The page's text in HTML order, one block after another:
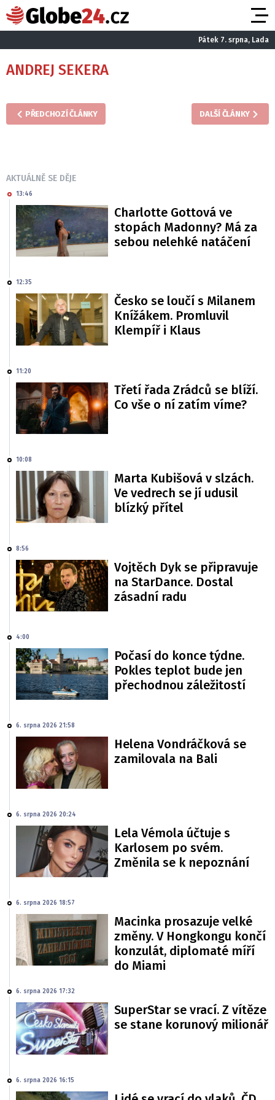
Pátek 7. srpna, Lada
ANDREJ SEKERA
PŘEDCHOZÍ ČLÁNKY DALŠÍ ČLÁNKY
AKTUÁLNĚ SE DĚJE
13:46
Charlotte Gottová ve
stopách Madonny? Má za
sebou nelehké natáčení
12:35
Česko se loučí s Milanem
Knížákem. Promluvil
Klempíř i Klaus
11:20
Třetí řada Zrádců se blíží.
Co vše o ní zatím víme?
10:08
Marta Kubišová v slzách.
Ve vedrech se jí udusil
blízký přítel
8:56
Vojtěch Dyk se připravuje
na StarDance. Dostal
zásadní radu
4:00
Počasí do konce týdne.
Pokles teplot bude jen
přechodnou záležitostí
6. srpna 2026 21:58
Helena Vondráčková se
zamilovala na Bali
6. srpna 2026 20:24
Lela Vémola účtuje s
Karlosem po svém.
Změnila se k nepoznání
6. srpna 2026 18:57
Macinka prosazuje velké
změny. V Hongkongu končí
konzulát, diplomaté míří
do Miami
6. srpna 2026 17:32
SuperStar se vrací. Z vítěze
se stane korunový milionář
6. srpna 2026 16:15